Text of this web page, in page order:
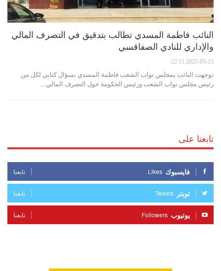
النائب فاطمة المسدي تطالب بتدقيق في التصرف المالي
والإداري للنادي الصفاقسي
2025-05-13 22:11
توجهت النائب بمجلس نواب الشعب فاطمة المسدي بسؤال كتابي لكل من
رئيس مجلس نواب الشعب ورئيس الحكومة حول التصرف المالي…
تابعنا على
فايسبوك Likes تابعنا
تويتر Tweets تابعنا
يوتيوب Followers تابعنا